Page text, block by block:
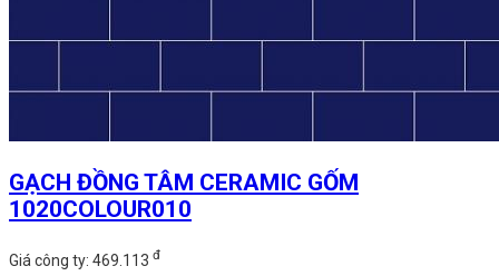
GẠCH ĐỒNG TÂM CERAMIC GỐM
1020COLOUR010
Giá công ty: 469.113 đ